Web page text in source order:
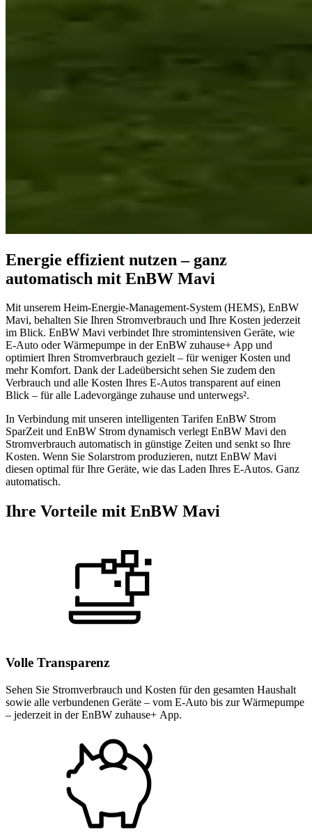
Energie effizient nutzen – ganz
automatisch mit EnBW Mavi
Mit unserem Heim-Energie-Management‑System (HEMS), EnBW
Mavi, behalten Sie Ihren Stromverbrauch und Ihre Kosten jederzeit
im Blick. EnBW Mavi verbindet Ihre stromintensiven Geräte, wie
E-Auto oder Wärmepumpe in der EnBW zuhause+ App und
optimiert Ihren Stromverbrauch gezielt – für weniger Kosten und
mehr Komfort. Dank der Ladeübersicht sehen Sie zudem den
Verbrauch und alle Kosten Ihres E-Autos transparent auf einen
Blick – für alle Ladevorgänge zuhause und unterwegs².
In Verbindung mit unseren intelligenten Tarifen EnBW Strom
SparZeit und EnBW Strom dynamisch verlegt EnBW Mavi den
Stromverbrauch automatisch in günstige Zeiten und senkt so Ihre
Kosten. Wenn Sie Solarstrom produzieren, nutzt EnBW Mavi
diesen optimal für Ihre Geräte, wie das Laden Ihres E-Autos. Ganz
automatisch.
Ihre Vorteile mit EnBW Mavi
Volle Transparenz
Sehen Sie Stromverbrauch und Kosten für den gesamten Haushalt
sowie alle verbundenen Geräte – vom E-Auto bis zur Wärmepumpe
– jederzeit in der EnBW zuhause+ App.